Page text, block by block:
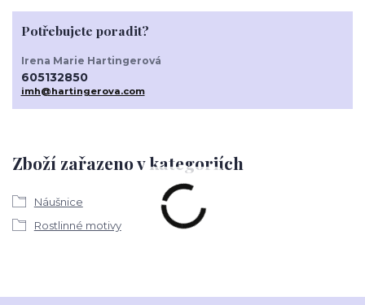
Zboží zařazeno v kategoriích
Náušnice
Rostlinné motivy
Potřebujete poradit?
Irena Marie Hartingerová
605132850
imh@hartingerova.com